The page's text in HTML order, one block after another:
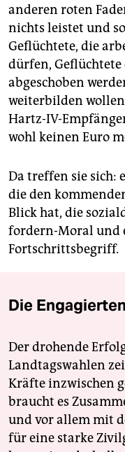
anderen roten
nichts leistet und
Geflüchtete, die
dürfen, Geflüchtete
abgeschoben
weiterbilden
Hartz-IV-
wohl keinen Euro
Da treffen sie sich:
die den
Blick hat, die
fordern-Moral und
Fortschrittsbegriff.
Die
Der drohende
Landtagswahlen
Kräfte inzwischen
braucht es
und vor allem mit
für eine starke